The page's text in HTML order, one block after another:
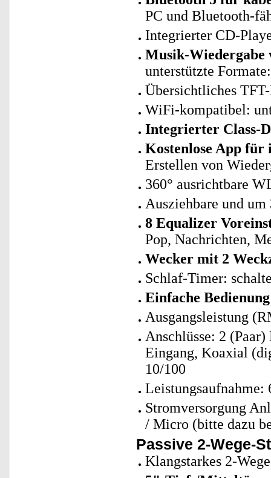
PC und Bluetooth-
Integrierter CD-
Musik-Wiedergabe
unterstützte
Übersichtliches
WiFi-kompatibel:
Integrierter Class-
Kostenlose App
Erstellen von
360° ausrichtbare
Ausziehbare und
8 Equalizer
Pop, Nachrichten,
Wecker mit 2
Schlaf-Timer:
Einfache
Ausgangsleistung
Anschlüsse: 2
Eingang, Koaxial
10/100
Leistungsaufnahme:
Stromversorgung
/ Micro (bitte dazu
Passive 2-Wege-
Klangstarkes 2-